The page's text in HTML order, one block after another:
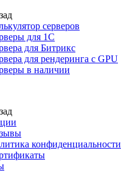
серверов
для 1С
для Битрикс
для рендеринга с GPU
в наличии
конфиденциальности